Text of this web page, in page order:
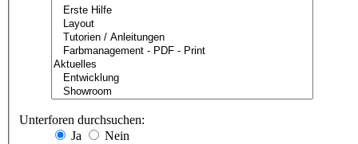
Unterforen durchsuchen:
Ja
Nein